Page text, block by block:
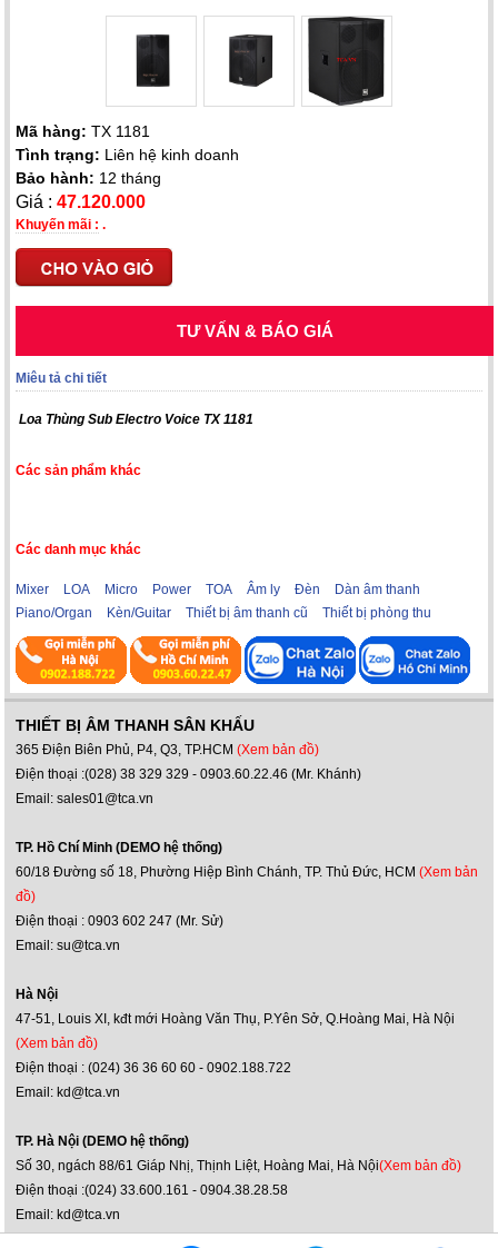
Mã hàng:TX 1181
Tình trạng: Liên hệ kinh doanh
Bảo hành: 12 tháng
Giá :47.120.000
Khuyến mãi : .
TƯ VẤN & BÁO GIÁ
Miêu tả chi tiết
Loa Thùng Sub Electro Voice TX 1181
Các sản phẩm khác
Các danh mục khác
Mixer LOA Micro Power TOA Âm ly Đèn
Dàn âm thanh
Piano/Organ
Kèn/Guitar Thiết bị âm thanh cũ Thiết bị phòng thu
THIẾT BỊ ÂM THANH SÂN KHẤU
365 Điện Biên Phủ, P4, Q3, TP.HCM(Xem bản đồ)
Điện thoại :(028) 38 329 329 - 0903.60.22.46 (Mr. Khánh)
Email: sales01@tca.vn
TP. Hồ Chí Minh (DEMO hệ thống)
60/18 Đường số 18, Phường Hiệp Bình Chánh, TP. Thủ Đức, HCM(Xem bản
đồ)
Điện thoại : 0903 602 247 (Mr. Sử)
Email: su@tca.vn
Hà Nội
47-51, Louis XI, kđt mới Hoàng Văn Thụ, P.Yên Sở, Q.Hoàng Mai, Hà Nội
(Xem bản đồ)
Điện thoại : (024) 36 36 60 60 - 0902.188.722
Email: kd@tca.vn
TP. Hà Nội (DEMO hệ thống)
Số 30, ngách 88/61 Giáp Nhị, Thịnh Liệt, Hoàng Mai, Hà Nội(Xem bản đồ)
Điện thoại :(024) 33.600.161 - 0904.38.28.58
Email: kd@tca.vn